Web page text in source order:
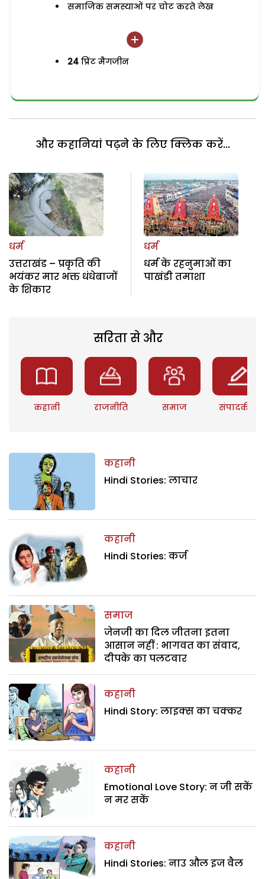
समाजिक समस्याओं पर चोट करते लेख
24 प्रिंट मैगजीन
और कहानियां पढ़ने के लिए क्लिक करें...
धर्म
उत्तराखंड – प्रकृति की
भयंकर मार भक्त धंधेबाजों
के शिकार
धर्म
धर्म के रहनुमाओं का
पाखंडी तमाशा
सरिता से और
कहानी राजनीति समाज संपादकीय
कहानी
Hindi Stories: लाचार
कहानी
Hindi Stories: कर्ज
समाज
जेनजी का दिल जीतना इतना
आसान नहीं : भागवत का संवाद,
दीपके का पलटवार
कहानी
Hindi Story: लाइक्स का चक्कर
कहानी
Emotional Love Story: न जी सकें
न मर सकें
कहानी
Hindi Stories: नाउ औल इज वैल